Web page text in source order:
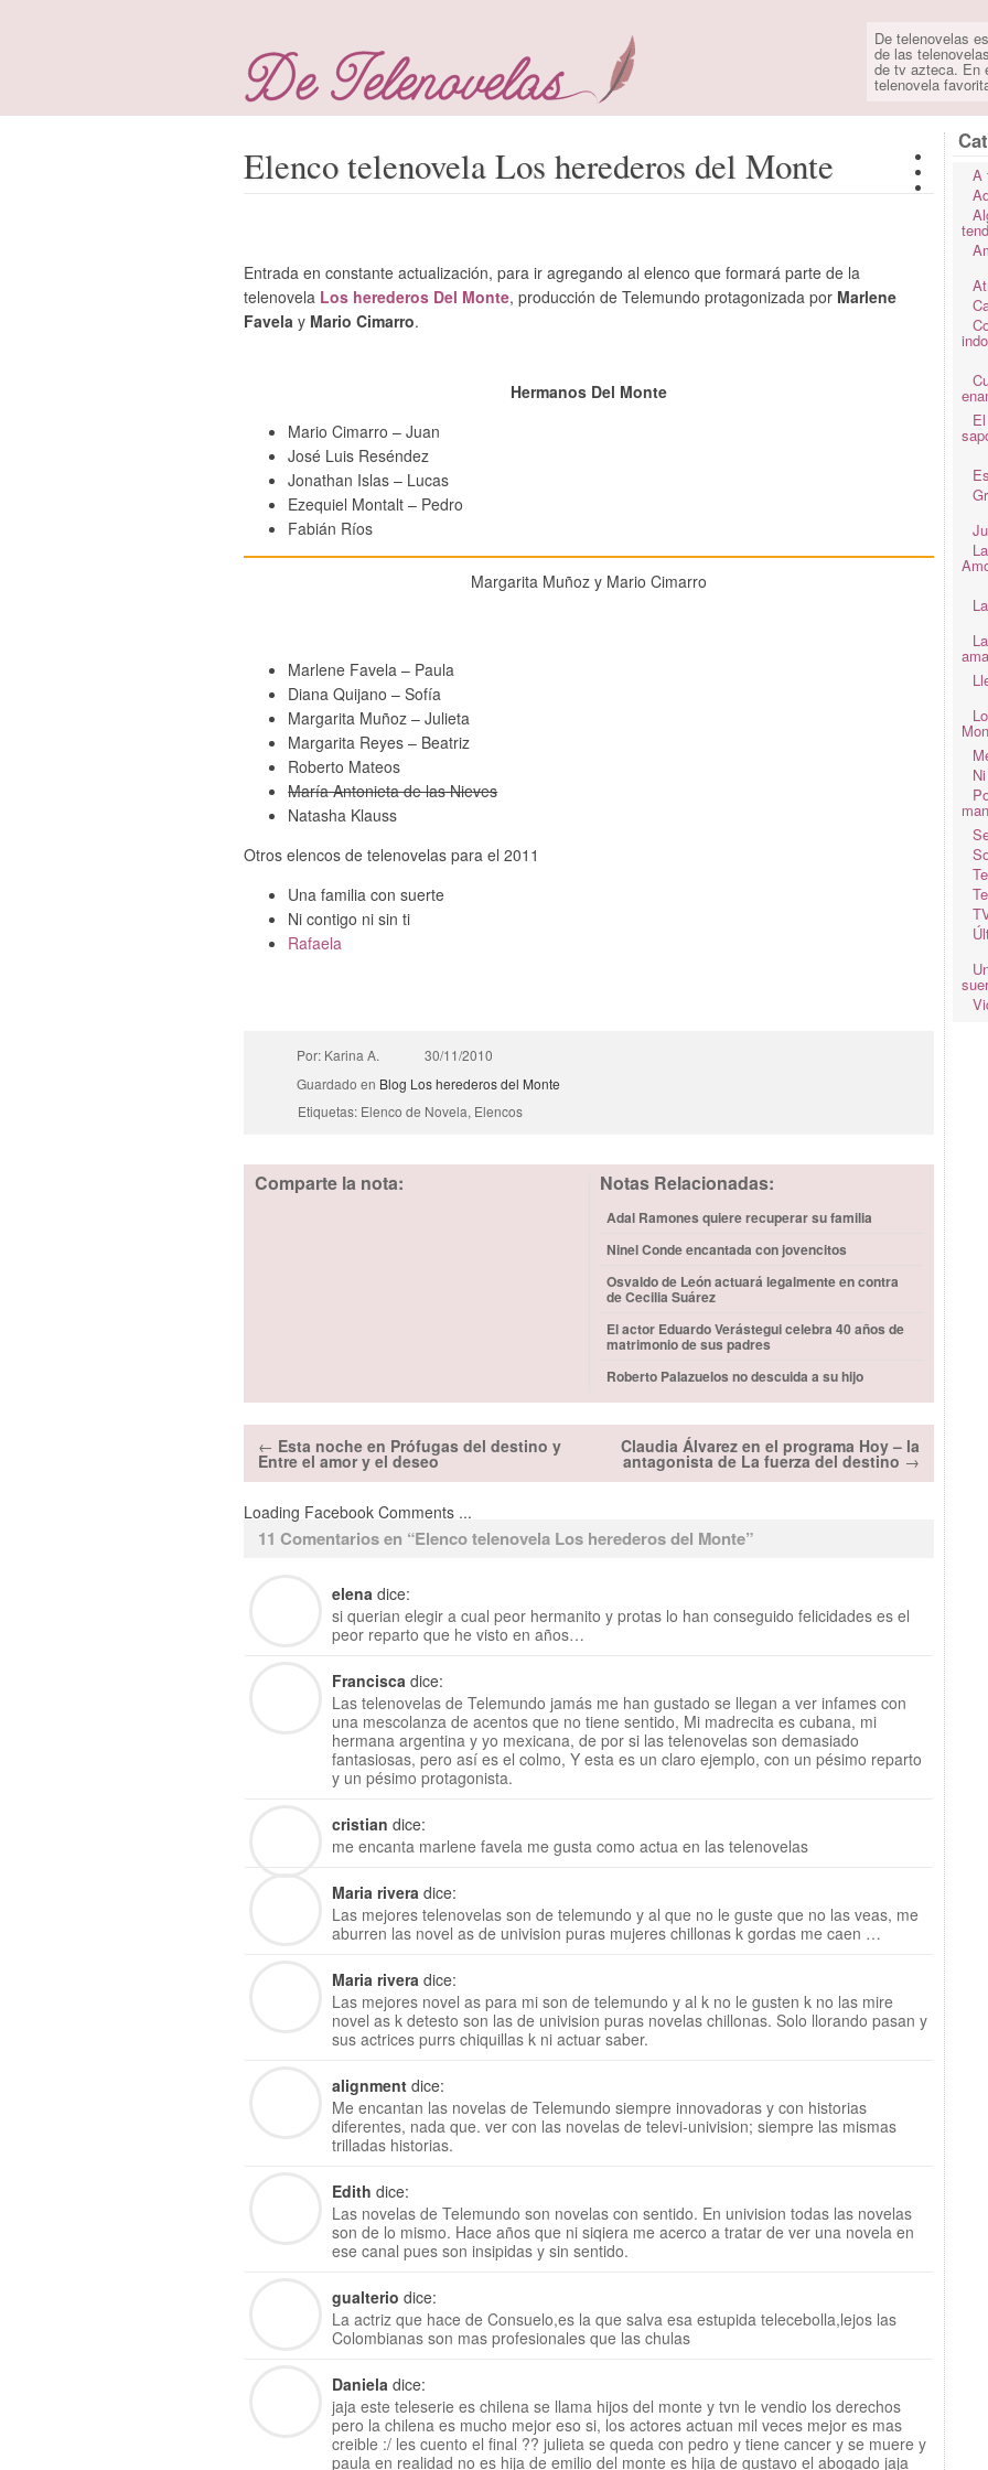
De telenovelas
de las
de tv azteca. En
telenovela
Elenco telenovela Los herederos del Monte
Entrada en constante actualización, para ir agregando al elenco que formará parte de la
telenovela Los herederos Del Monte, producción de Telemundo protagonizada por Marlene
Favela y Mario Cimarro.
Hermanos Del Monte
Mario Cimarro – Juan
José Luis Reséndez
Jonathan Islas – Lucas
Ezequiel Montalt – Pedro
Fabián Ríos
Margarita Muñoz y Mario Cimarro
Marlene Favela – Paula
Diana Quijano – Sofía
Margarita Muñoz – Julieta
Margarita Reyes – Beatriz
Roberto Mateos
María Antonieta de las Nieves
Natasha Klauss
Otros elencos de telenovelas para el 2011
Una familia con suerte
Ni contigo ni sin ti
Rafaela
Por: Karina A.
30/11/2010
Guardado en Blog Los herederos del Monte
Etiquetas: Elenco de Novela, Elencos
Comparte la nota: Notas Relacionadas:
Adal Ramones quiere recuperar su familia
Ninel Conde encantada con jovencitos
Osvaldo de León actuará legalmente en contra
de Cecilia Suárez
El actor Eduardo Verástegui celebra 40 años de
matrimonio de sus padres
Roberto Palazuelos no descuida a su hijo
← Esta noche en Prófugas del destino y
Entre el amor y el deseo
Claudia Álvarez en el programa Hoy – la
antagonista de La fuerza del destino →
Loading Facebook Comments ...
11 Comentarios en “Elenco telenovela Los herederos del Monte”
elena dice:
si querian elegir a cual peor hermanito y protas lo han conseguido felicidades es el
peor reparto que he visto en años…
Francisca dice:
Las telenovelas de Telemundo jamás me han gustado se llegan a ver infames con
una mescolanza de acentos que no tiene sentido, Mi madrecita es cubana, mi
hermana argentina y yo mexicana, de por si las telenovelas son demasiado
fantasiosas, pero así es el colmo, Y esta es un claro ejemplo, con un pésimo reparto
y un pésimo protagonista.
cristian dice:
me encanta marlene favela me gusta como actua en las telenovelas
Maria rivera dice:
Las mejores telenovelas son de telemundo y al que no le guste que no las veas, me
aburren las novel as de univision puras mujeres chillonas k gordas me caen …
Maria rivera dice:
Las mejores novel as para mi son de telemundo y al k no le gusten k no las mire
novel as k detesto son las de univision puras novelas chillonas. Solo llorando pasan y
sus actrices purrs chiquillas k ni actuar saber.
alignment dice:
Me encantan las novelas de Telemundo siempre innovadoras y con historias
diferentes, nada que. ver con las novelas de televi-univision; siempre las mismas
trilladas historias.
Edith dice:
Las novelas de Telemundo son novelas con sentido. En univision todas las novelas
son de lo mismo. Hace años que ni siqiera me acerco a tratar de ver una novela en
ese canal pues son insipidas y sin sentido.
gualterio dice:
La actriz que hace de Consuelo,es la que salva esa estupida telecebolla,lejos las
Colombianas son mas profesionales que las chulas
Daniela dice:
jaja este teleserie es chilena se llama hijos del monte y tvn le vendio los derechos
pero la chilena es mucho mejor eso si, los actores actuan mil veces mejor es mas
creible :/ les cuento el final ?? julieta se queda con pedro y tiene cancer y se muere y
paula en realidad no es hija de emilio del monte es hija de gustavo el abogado jaja
A